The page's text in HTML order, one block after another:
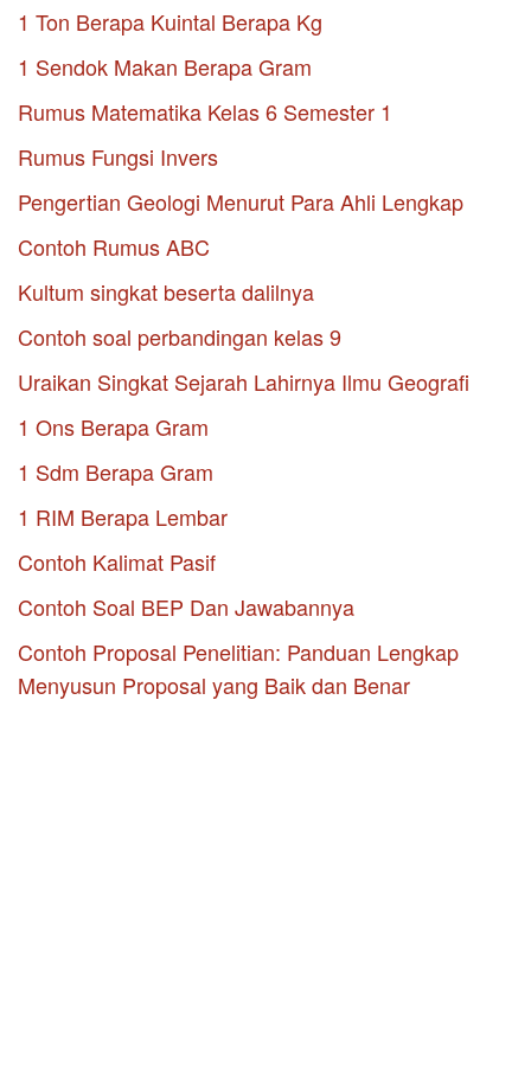
1 Ton Berapa Kuintal Berapa Kg
1 Sendok Makan Berapa Gram
Rumus Matematika Kelas 6 Semester 1
Rumus Fungsi Invers
Pengertian Geologi Menurut Para Ahli Lengkap
Contoh Rumus ABC
Kultum singkat beserta dalilnya
Contoh soal perbandingan kelas 9
Uraikan Singkat Sejarah Lahirnya Ilmu Geografi
1 Ons Berapa Gram
1 Sdm Berapa Gram
1 RIM Berapa Lembar
Contoh Kalimat Pasif
Contoh Soal BEP Dan Jawabannya
Contoh Proposal Penelitian: Panduan Lengkap
Menyusun Proposal yang Baik dan Benar